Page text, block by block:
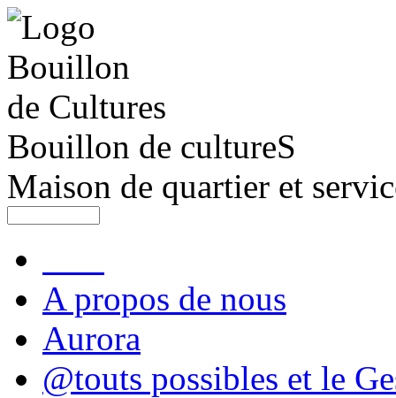
Bouillon de cultureS
Maison de quartier et
A propos de nous
Aurora
@touts possibles et le